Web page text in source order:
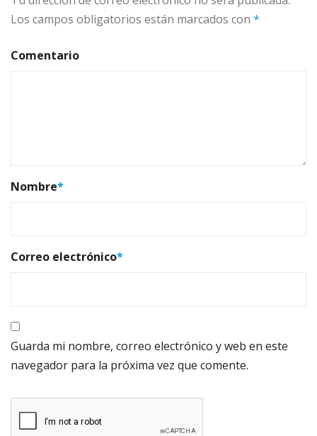
Los campos obligatorios están marcados con *
Comentario
Nombre*
Correo electrónico*
Guarda mi nombre, correo electrónico y web en este
navegador para la próxima vez que comente.